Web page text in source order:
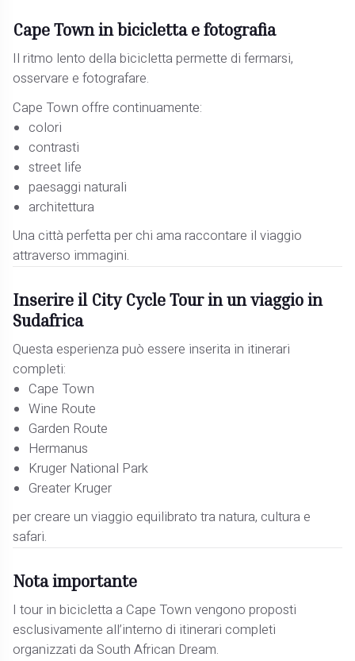
Cape Town in bicicletta e fotografia
Il ritmo lento della bicicletta permette di fermarsi,
osservare e fotografare.
Cape Town offre continuamente:
colori
contrasti
street life
paesaggi naturali
architettura
Una città perfetta per chi ama raccontare il viaggio
attraverso immagini.
Inserire il City Cycle Tour in un viaggio in
Sudafrica
Questa esperienza può essere inserita in itinerari
completi:
Cape Town
Wine Route
Garden Route
Hermanus
Kruger National Park
Greater Kruger
per creare un viaggio equilibrato tra natura, cultura e
safari.
Nota importante
I tour in bicicletta a Cape Town vengono proposti
esclusivamente all’interno di itinerari completi
organizzati da South African Dream.